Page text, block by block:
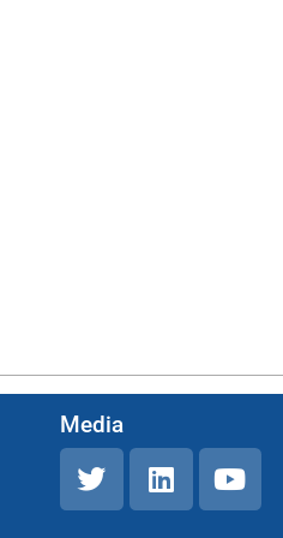
Media